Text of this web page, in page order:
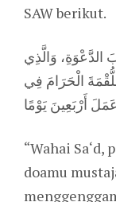
SAW berikut.
وَالَّذِي
الْحَرَامَ فِي
أَرْبَعِينَ يَوْمًا
“Wahai
doamu